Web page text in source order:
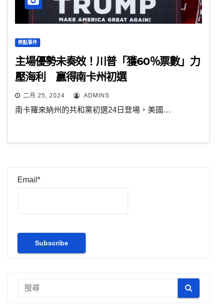
熱點事件
主場優勢未奏效！川普「獲60％票數」力
壓海利 贏得南卡州初選
二月 25, 2024 ADMINS
南卡羅來納州的共和黨初選24日登場，美國…
Email*